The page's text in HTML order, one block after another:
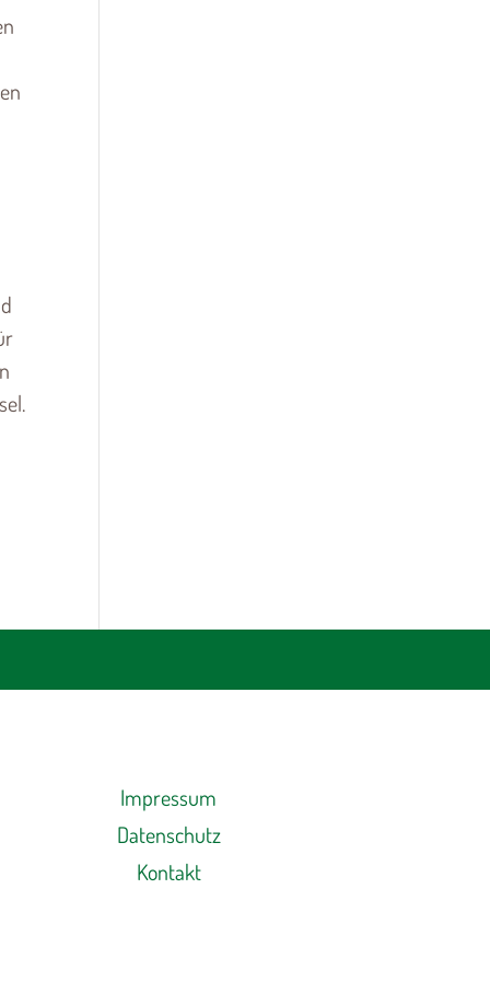
Impressum
Datenschutz
Kontakt